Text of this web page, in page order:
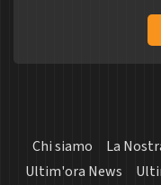
Chi siamo La
Ultim'ora News